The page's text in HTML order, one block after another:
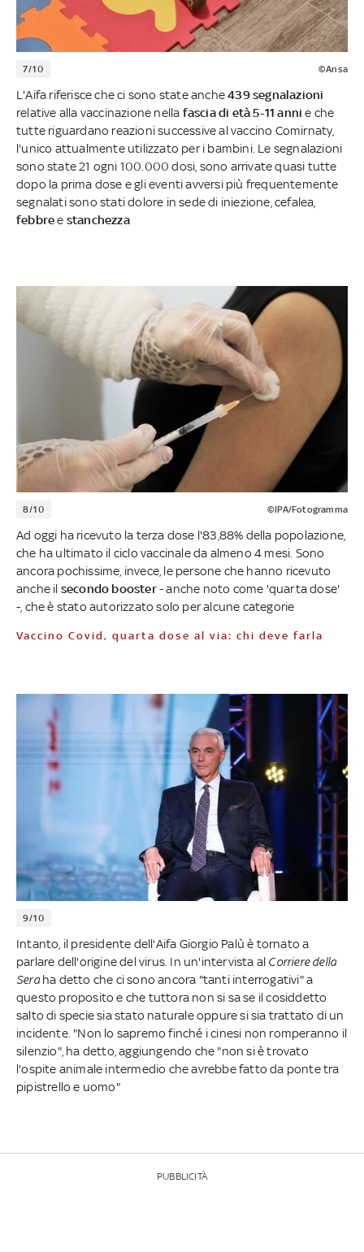
7/10 ©Ansa
L'Aifa riferisce che ci sono state anche439 segnalazioni
relative alla vaccinazione nella fascia di età 5-11 anni e che
tutte riguardano reazioni successive al vaccino Comirnaty,
l'unico attualmente utilizzato per i bambini. Le segnalazioni
sono state 21 ogni 100.000 dosi, sono arrivate quasi tutte
dopo la prima dose e gli eventi avversi più frequentemente
segnalati sono stati dolore in sede di iniezione, cefalea,
febbree stanchezza
8/10 ©IPA/Fotogramma
Ad oggi ha ricevuto la terza dose l'83,88% della popolazione,
che ha ultimato il ciclo vaccinale da almeno 4 mesi. Sono
ancora pochissime, invece, le persone che hanno ricevuto
anche il secondo booster- anche noto come 'quarta dose'
-, che è stato autorizzato solo per alcune categorie
Vaccino Covid, quarta dose al via: chi deve farla
9/10
Intanto, il presidente dell'Aifa Giorgio Palù è tornato a
parlare dell'origine del virus. In un'intervista al Corriere della
Seraha detto che ci sono ancora "tanti interrogativi" a
questo proposito e che tuttora non si sa se il cosiddetto
salto di specie sia stato naturale oppure si sia trattato di un
incidente. "Non lo sapremo finché i cinesi non romperanno il
silenzio", ha detto, aggiungendo che "non si è trovato
l'ospite animale intermedio che avrebbe fatto da ponte tra
pipistrello e uomo"
PUBBLICITÀ